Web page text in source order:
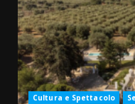
Cultura e Spettacolo